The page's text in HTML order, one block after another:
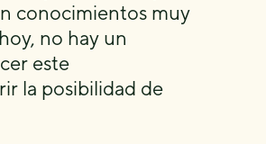
conocimientos muy
no hay un
este
la posibilidad de